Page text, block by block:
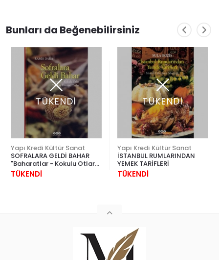
Bunları da Beğenebilirsiniz
TÜKENDİ
Yapı Kredi Kültür Sanat
SOFRALARA GELDİ BAHAR
"Baharatlar - Kokulu Otlar
Yerel ve Evrensel Tatlar"
TÜKENDİ
TÜKENDİ
Yapı Kredi Kültür Sanat
İSTANBUL RUMLARINDAN
YEMEK TARİFLERİ
TÜKENDİ